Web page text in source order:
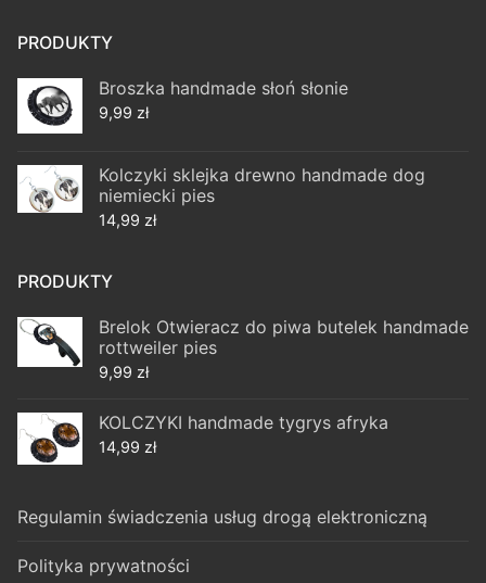
PRODUKTY
Broszka handmade słoń słonie
9,99 zł
Kolczyki sklejka drewno handmade dog
niemiecki pies
14,99 zł
PRODUKTY
Brelok Otwieracz do piwa butelek handmade
rottweiler pies
9,99 zł
KOLCZYKI handmade tygrys afryka
14,99 zł
Regulamin świadczenia usług drogą elektroniczną
Polityka prywatności